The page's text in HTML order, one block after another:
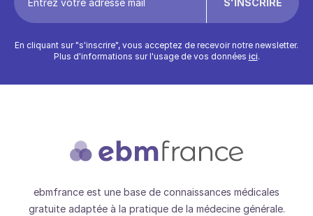
En cliquant sur "s'inscrire", vous acceptez de recevoir notre newsletter.
Plus d'informations sur l'usage de vos données ici.
ebmfrance est une base de connaissances médicales
gratuite adaptée à la pratique de la médecine générale.